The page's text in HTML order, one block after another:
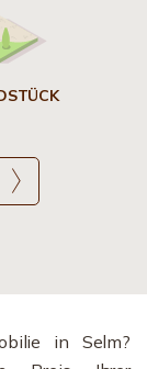
in Selm?